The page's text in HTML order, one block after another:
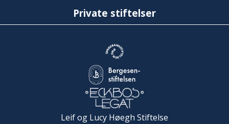
Private stiftelser
Leif og Lucy Høegh Stiftelse